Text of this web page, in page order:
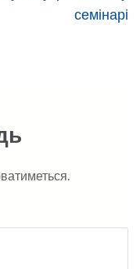
семінарі